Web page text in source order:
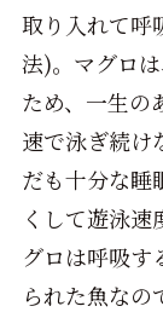
取り入れて呼
法)。マグロ
ため、一生の
速で泳ぎ続け
だも十分な睡
くして遊泳
グロは呼吸す
られた魚なの